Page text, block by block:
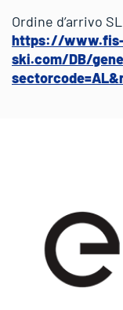
Ordine d’arrivo
https://
ski.com/DB/